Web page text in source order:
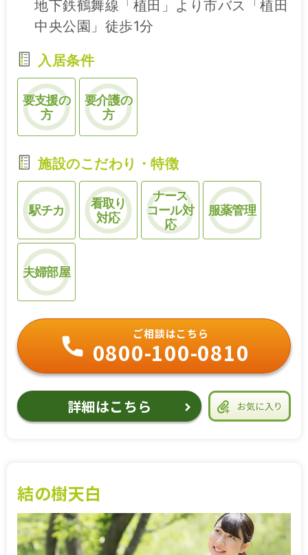
地下鉄鶴舞線「植田」より市バス「植田
中央公園」徒歩1分
入居条件
要支援の
方
要介護の
方
施設のこだわり・特徴
駅チカ
看取り
対応
ナース
コール対
応
服薬管理
夫婦部屋
お気に入り
ご相談はこちら
0800-100-0810
詳細はこちら
結の樹天白